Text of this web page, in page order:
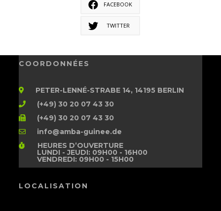
FACEBOOK
TWITTER
COORDONNÉES
PETER-LENNÉ-STRABE 14, 14195 BERLIN
(+49) 30 20 07 43 30
(+49) 30 20 07 43 30
info@amba-guinee.de
HEURES D’OUVERTURE
LUNDI - JEUDI: 09H00 - 16H00
VENDREDI: 09H00 - 15H00
LOCALISATION